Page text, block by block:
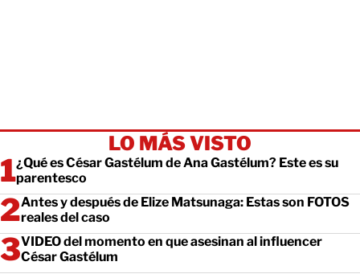
LO MÁS VISTO
¿Qué es César Gastélum de Ana Gastélum? Este es su
parentesco
Antes y después de Elize Matsunaga: Estas son FOTOS
reales del caso
VIDEO del momento en que asesinan al influencer
César Gastélum